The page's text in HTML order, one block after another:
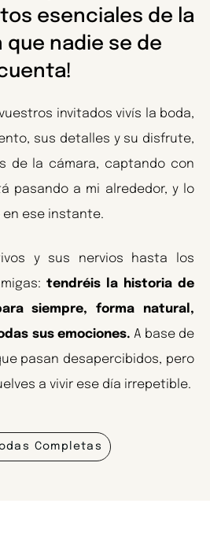
esenciales de la
que nadie se de
invitados vivís la boda,
sus detalles y su disfrute,
de la cámara, captando con
pasando a mi alrededor, y lo
ese instante.
y sus nervios hasta los
tendréis la historia de
siempre, forma natural,
sus emociones. A base de
pasan desapercibidos, pero
a vivir ese día irrepetible.
Completas